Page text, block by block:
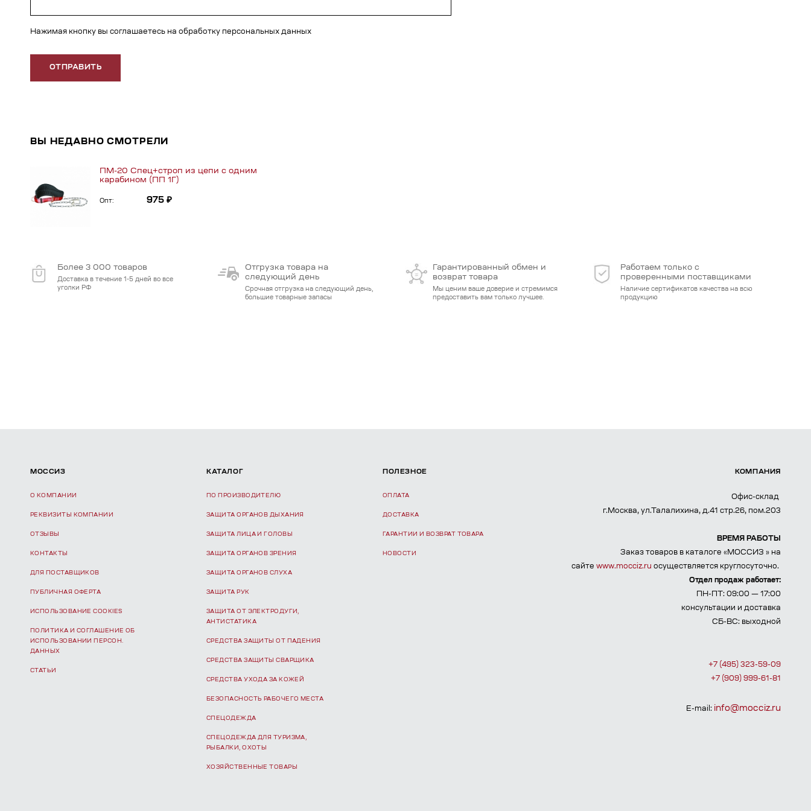
Нажимая кнопку вы соглашаетесь на обработку персональных данных
ОТПРАВИТЬ
ВЫ НЕДАВНО СМОТРЕЛИ
ПМ-20 Спец+строп из цепи c одним
карабином (ПП 1Г)
Опт: 975 ₽
Более 3 000 товаров
Доставка в течение 1-5 дней во все
уголки РФ
Отгрузка товара на
следующий день
Срочная отгрузка на следующий день,
большие товарные запасы
Гарантированный обмен и
возврат товара
Мы ценим ваше доверие и стремимся
предоставить вам только лучшее.
Работаем только с
проверенными поставщиками
Наличие сертификатов качества на всю
продукцию
МОССИЗ
О КОМПАНИИ
РЕКВИЗИТЫ КОМПАНИИ
ОТЗЫВЫ
КОНТАКТЫ
ДЛЯ ПОСТАВЩИКОВ
ПУБЛИЧНАЯ ОФЕРТА
ИСПОЛЬЗОВАНИЕ COOKIES
ПОЛИТИКА И СОГЛАШЕНИЕ ОБ
ИСПОЛЬЗОВАНИИ ПЕРСОН.
ДАННЫХ
СТАТЬИ
КАТАЛОГ
ПО ПРОИЗВОДИТЕЛЮ
ЗАЩИТА ОРГАНОВ ДЫХАНИЯ
ЗАЩИТА ЛИЦА И ГОЛОВЫ
ЗАЩИТА ОРГАНОВ ЗРЕНИЯ
ЗАЩИТА ОРГАНОВ СЛУХА
ЗАЩИТА РУК
ЗАЩИТА ОТ ЭЛЕКТРОДУГИ,
АНТИСТАТИКА
СРЕДСТВА ЗАЩИТЫ ОТ ПАДЕНИЯ
СРЕДСТВА ЗАЩИТЫ СВАРЩИКА
СРЕДСТВА УХОДА ЗА КОЖЕЙ
БЕЗОПАСНОСТЬ РАБОЧЕГО МЕСТА
СПЕЦОДЕЖДА
СПЕЦОДЕЖДА ДЛЯ ТУРИЗМА,
РЫБАЛКИ, ОХОТЫ
ХОЗЯЙСТВЕННЫЕ ТОВАРЫ
ПОЛЕЗНОЕ
ОПЛАТА
ДОСТАВКА
ГАРАНТИИ И ВОЗВРАТ ТОВАРА
НОВОСТИ
КОМПАНИЯ
Офис-склад
г.Москва, ул.Талалихина, д.41 стр.26, пом.203
ВРЕМЯ РАБОТЫ
Заказ товаров в каталоге «МОССИЗ » на
сайте www.mocciz.ru осуществляется круглосуточно.
Отдел продаж работает:
ПН-ПТ: 09:00 — 17:00
консультации и доставка
СБ-ВС: выходной
+7 (495) 323-59-09
+7 (909) 999-61-81
E-mail: info@mocciz.ru